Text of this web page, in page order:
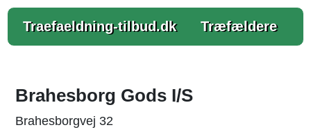
Traefaeldning-tilbud.dk Træfældere
Brahesborg Gods I/S
Brahesborgvej 32